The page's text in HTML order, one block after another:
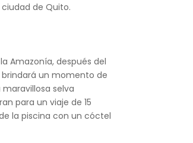
de Quito.
Amazonía, después del
un momento de
selva
para un viaje de 15
la piscina con un cóctel